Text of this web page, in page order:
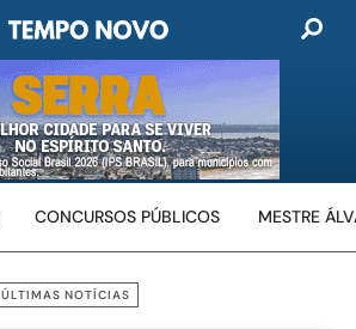
CONCURSOS PÚBLICOS MESTRE
ÚLTIMAS NOTÍCIAS